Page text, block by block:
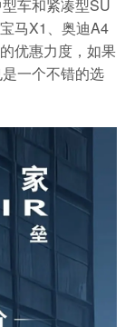
车和紧凑型SU
马X1、奥迪A4
优惠力度，如果
一个不错的选